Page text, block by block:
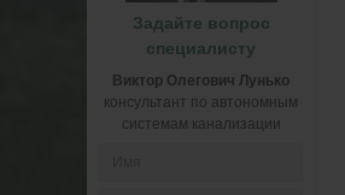
Задайте вопрос
специалисту
Виктор Олегович Лунько
консультант по автономным
системам канализации